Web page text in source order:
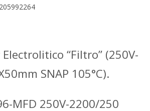
“Filtro” (250V-
SNAP 105°C).
MFD 250V-2200/250